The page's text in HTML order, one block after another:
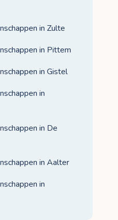
in Zulte
in Pittem
in Gistel
in
in De
in Aalter
in